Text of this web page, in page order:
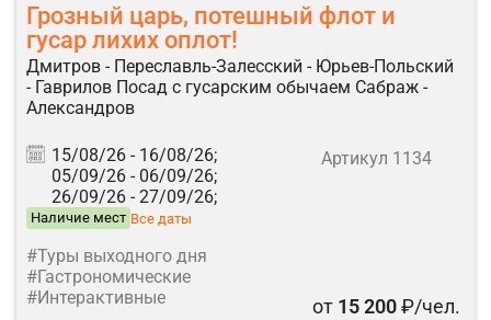
Грозный царь, потешный флот и
гусар лихих оплот!
Дмитров - Переславль-Залесский - Юрьев-Польский
- Гаврилов Посад с гусарским обычаем Сабраж -
Александров
15/08/26 - 16/08/26;
05/09/26 - 06/09/26;
26/09/26 - 27/09/26;
Наличие мест Все даты
Артикул 1134
#Туры выходного дня
#Гастрономические
#Интерактивные
от 15 200₽/чел.